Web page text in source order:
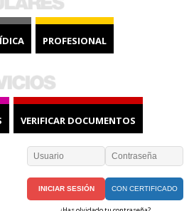
PROFESIONAL
VERIFICAR DOCUMENTOS
CON CERTIFICADO